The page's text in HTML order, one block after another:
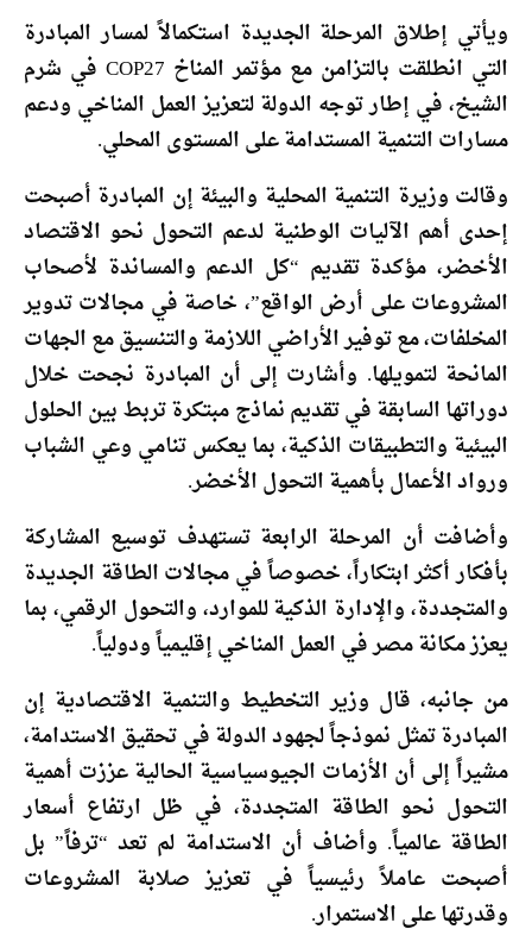
ويأتي إطلاق المرحلة الجديدة استكمالاً لمسار المبادرة
التي انطلقت بالتزامن مع مؤتمر المناخ COP27 في شرم
الشيخ، في إطار توجه الدولة لتعزيز العمل المناخي ودعم
مسارات التنمية المستدامة على المستوى المحلي.
وقالت وزيرة التنمية المحلية والبيئة إن المبادرة أصبحت
إحدى أهم الآليات الوطنية لدعم التحول نحو الاقتصاد
الأخضر، مؤكدة تقديم “كل الدعم والمساندة لأصحاب
المشروعات على أرض الواقع”، خاصة في مجالات تدوير
المخلفات، مع توفير الأراضي اللازمة والتنسيق مع الجهات
المانحة لتمويلها. وأشارت إلى أن المبادرة نجحت خلال
دوراتها السابقة في تقديم نماذج مبتكرة تربط بين الحلول
البيئية والتطبيقات الذكية، بما يعكس تنامي وعي الشباب
ورواد الأعمال بأهمية التحول الأخضر.
وأضافت أن المرحلة الرابعة تستهدف توسيع المشاركة
بأفكار أكثر ابتكاراً، خصوصاً في مجالات الطاقة الجديدة
والمتجددة، والإدارة الذكية للموارد، والتحول الرقمي، بما
يعزز مكانة مصر في العمل المناخي إقليمياً ودولياً.
من جانبه، قال وزير التخطيط والتنمية الاقتصادية إن
المبادرة تمثل نموذجاً لجهود الدولة في تحقيق الاستدامة،
مشيراً إلى أن الأزمات الجيوسياسية الحالية عززت أهمية
التحول نحو الطاقة المتجددة، في ظل ارتفاع أسعار
الطاقة عالمياً. وأضاف أن الاستدامة لم تعد “ترفاً” بل
أصبحت عاملاً رئيسياً في تعزيز صلابة المشروعات
وقدرتها على الاستمرار.